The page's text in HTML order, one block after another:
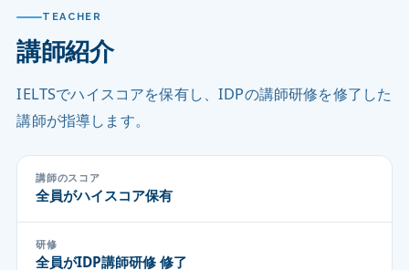
TEACHER
講師紹介
IELTSでハイスコアを保有し、IDPの講師研修を修了した
講師が指導します。
講師のスコア
全員がハイスコア保有
研修
全員がIDP講師研修 修了